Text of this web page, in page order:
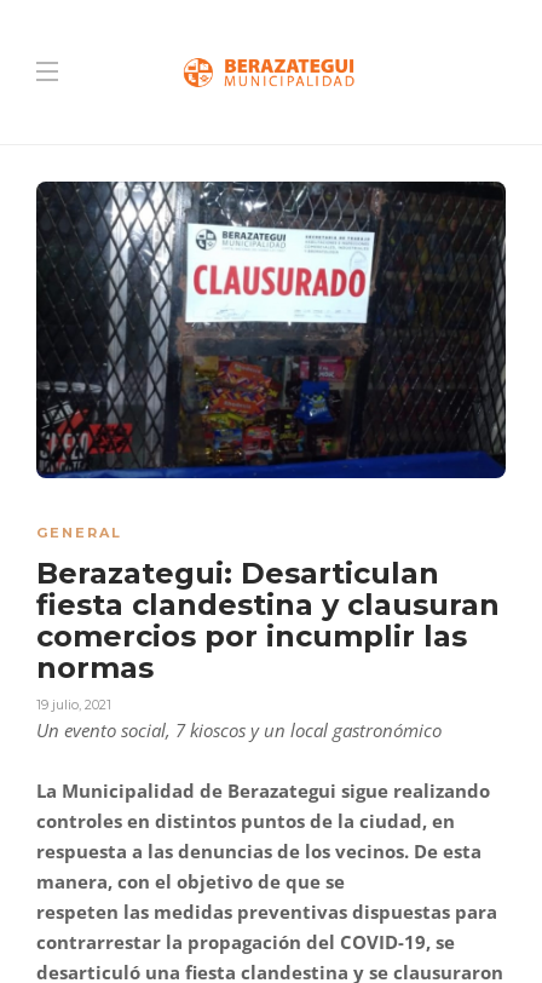
GENERAL
Berazategui: Desarticulan
fiesta clandestina y clausuran
comercios por incumplir las
normas
19 julio, 2021
Un evento social, 7 kioscos yun local gastronómico
La Municipalidad de Berazategui sigue realizando
controles en distintos puntos de la ciudad, en
respuesta a las denuncias de los vecinos. De esta
manera, con el objetivo de que se
respeten las medidas preventivas dispuestas para
contrarrestar la propagación del COVID-19, se
desarticuló una fiesta clandestina y se clausuraron